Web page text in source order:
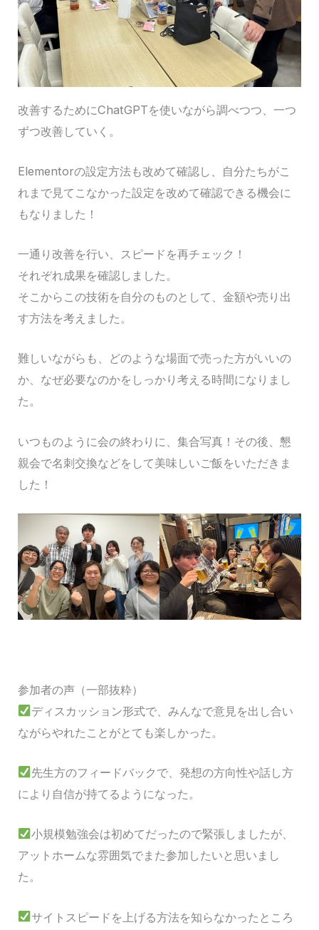
改善するためにChatGPTを使いながら調べつつ、一つ
ずつ改善していく。
Elementorの設定方法も改めて確認し、自分たちがこ
れまで見てこなかった設定を改めて確認できる機会に
もなりました！
一通り改善を行い、スピードを再チェック！
それぞれ成果を確認しました。
そこからこの技術を自分のものとして、金額や売り出
す方法を考えました。
難しいながらも、どのような場面で売った方がいいの
か、なぜ必要なのかをしっかり考える時間になりまし
た。
いつものように会の終わりに、集合写真！その後、懇
親会で名刺交換などをして美味しいご飯をいただきま
した！
参加者の声（一部抜粋）
ディスカッション形式で、みんなで意見を出し合い
ながらやれたことがとても楽しかった。
先生方のフィードバックで、発想の方向性や話し方
により自信が持てるようになった。
小規模勉強会は初めてだったので緊張しましたが、
アットホームな雰囲気でまた参加したいと思いまし
た。
サイトスピードを上げる方法を知らなかったところ